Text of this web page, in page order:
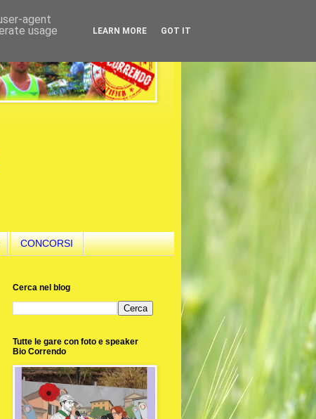
CONCORSI
Cerca nel blog
Tutte le gare con foto e speaker
Bio Correndo
agent
usage
LEARN MORE GOT IT